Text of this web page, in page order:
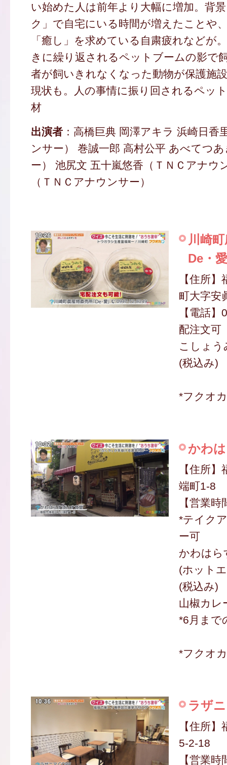
い始めた人は前年より大幅に増加。背
ク」で自宅にいる時間が増えたことや
「癒し」を求めている自粛疲れなどが
きに繰り返されるペットブームの影で
者が飼いきれなくなった動物が保護施
現状も。人の事情に振り回されるペッ
材
出演者：高橋巨典 岡澤アキラ 浜崎日香
ンサー） 巻誠一郎 高村公平 あべてつ
ー） 池尻文 五十嵐悠香（ＴＮＣアナウ
（ＴＮＣアナウンサー）
川崎
De・愛
【住所
町大字安
【電話
配注文可
こしょう
(税込み)
*フクオ
かわ
【住所
端町1-8
【営業
*テイク
ー可
かわはら
(ホット
(税込み)
山椒カレ
*6月まで
*フクオ
ラザ
【住所
5-2-18
【営業